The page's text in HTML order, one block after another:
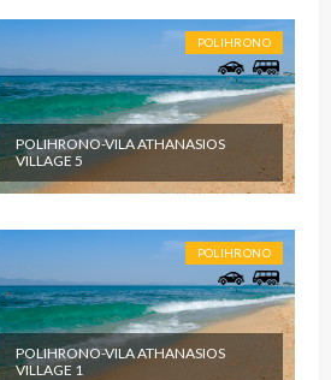
uračunata boravišna taksa. Cena
mesta - Međunarodno putno
(cena na upit) - Individualne i
koristi putnik, a nisu
toku puta i u toku boravka u
POLIHRONO
POLIHRONO-VILA ATHANASIOS
VILLAGE 5
POLIHRONO
POLIHRONO-VILA ATHANASIOS
VILLAGE 1